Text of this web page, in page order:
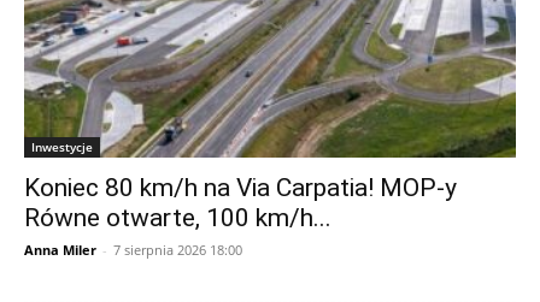
Inwestycje
Koniec 80 km/h na Via Carpatia! MOP-y
Równe otwarte, 100 km/h...
Anna Miler - 7 sierpnia 2026 18:00